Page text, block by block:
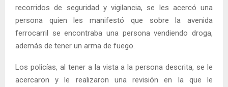
recorridos de seguridad y vigilancia, se les acercó una
persona quien les manifestó que sobre la avenida
ferrocarril se encontraba una persona vendiendo droga,
además de tener un arma de fuego.
Los policías, al tener a la vista a la persona descrita, se le
acercaron y le realizaron una revisión en la que le